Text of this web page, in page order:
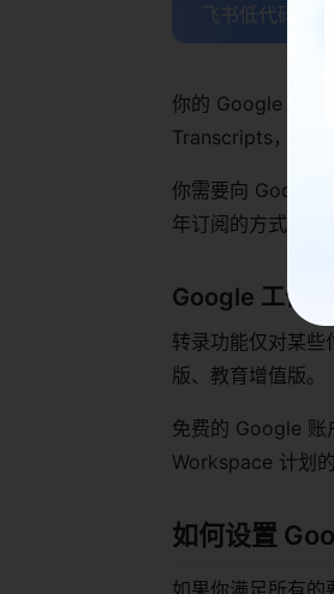
飞书低代码平
你的 Google
Transcripts，因
你需要向 Google
年订阅的方式。
Google 工作
转录功能仅对某
版、教育增值版。
免费的 Google 账
Workspace 计划
如何设置
如果你满足所有